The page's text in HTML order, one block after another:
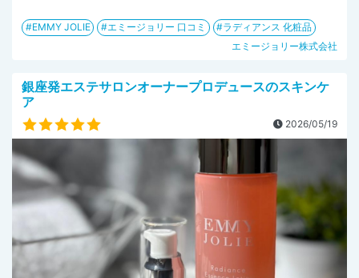
EMMY JOLIE エミージョリー 口コミ
ラディアンス 化粧品
エミージョリー株式会社
銀座発エステサロンオーナープロデュースのスキンケ
ア
2026/05/19